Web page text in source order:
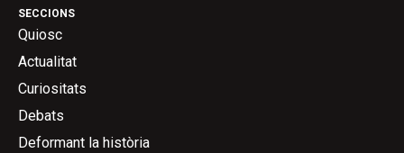
SECCIONS
Quiosc
Actualitat
Curiositats
Debats
Deformant la història